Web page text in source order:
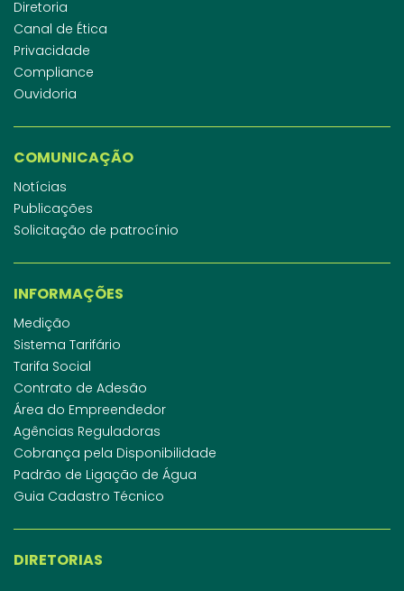
Diretoria
Canal de Ética
Privacidade
Compliance
Ouvidoria
COMUNICAÇÃO
Notícias
Publicações
Solicitação de patrocínio
INFORMAÇÕES
Medição
Sistema Tarifário
Tarifa Social
Contrato de Adesão
Área do Empreendedor
Agências Reguladoras
Cobrança pela Disponibilidade
Padrão de Ligação de Água
Guia Cadastro Técnico
DIRETORIAS